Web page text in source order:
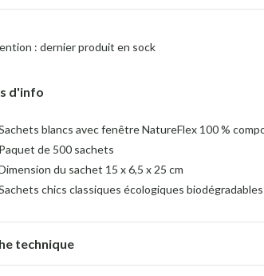
: dernier produit en sock
d'info
blancs avec fenêtre NatureFlex 100 %
Paquet de 500 sachets
du sachet 15 x 6,5 x 25 cm
chics classiques écologiques biodégradables
technique